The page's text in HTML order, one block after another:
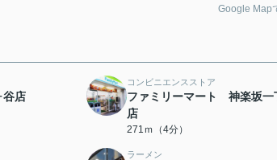
Google Map
店
コンビニエンスストア
ファミリーマート 神楽坂一
店
271ｍ（4分）
ラーメン